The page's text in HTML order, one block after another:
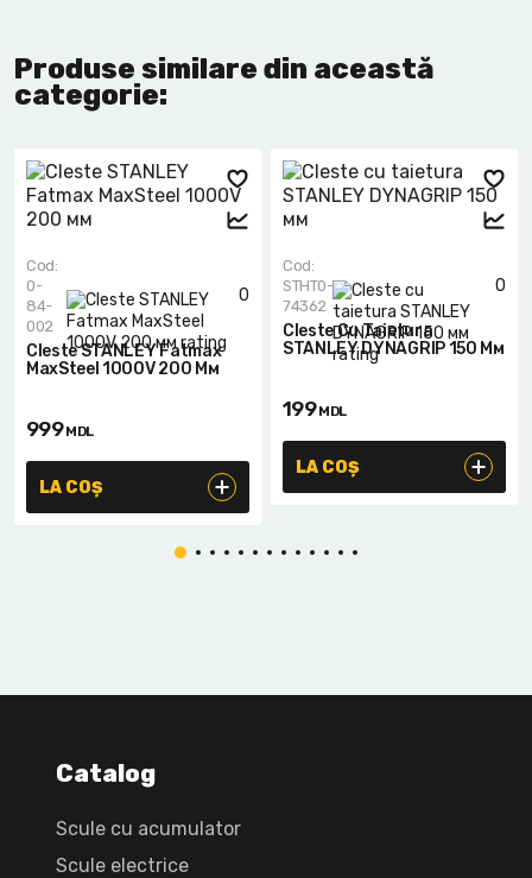
Produse similare din această
categorie:
0
Cod:
0-
84-
002
Cleste STANLEY Fatmax
MaxSteel 1000V 200 Мм
999MDL
LA COȘ
0
Cod:
STHT0-
74362
Cleste Cu Taietura
STANLEY DYNAGRIP 150 Мм
199MDL
LA COȘ
Catalog
Scule cu acumulator
Scule electrice